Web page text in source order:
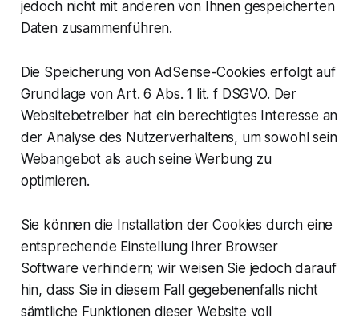
jedoch nicht mit anderen von Ihnen gespeicherten
Daten zusammenführen.
Die Speicherung von AdSense-Cookies erfolgt auf
Grundlage von Art. 6 Abs. 1 lit. f DSGVO. Der
Websitebetreiber hat ein berechtigtes Interesse an
der Analyse des Nutzerverhaltens, um sowohl sein
Webangebot als auch seine Werbung zu
optimieren.
Sie können die Installation der Cookies durch eine
entsprechende Einstellung Ihrer Browser
Software verhindern; wir weisen Sie jedoch darauf
hin, dass Sie in diesem Fall gegebenenfalls nicht
sämtliche Funktionen dieser Website voll